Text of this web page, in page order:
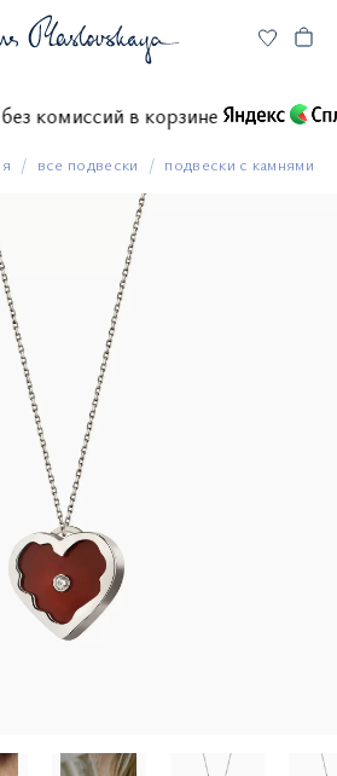
без комиссий в корзине
все подвески подвески с камнями